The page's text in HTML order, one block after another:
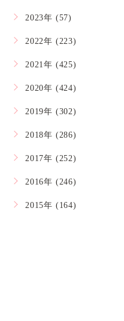
2023年 (57)
2022年 (223)
2021年 (425)
2020年 (424)
2019年 (302)
2018年 (286)
2017年 (252)
2016年 (246)
2015年 (164)